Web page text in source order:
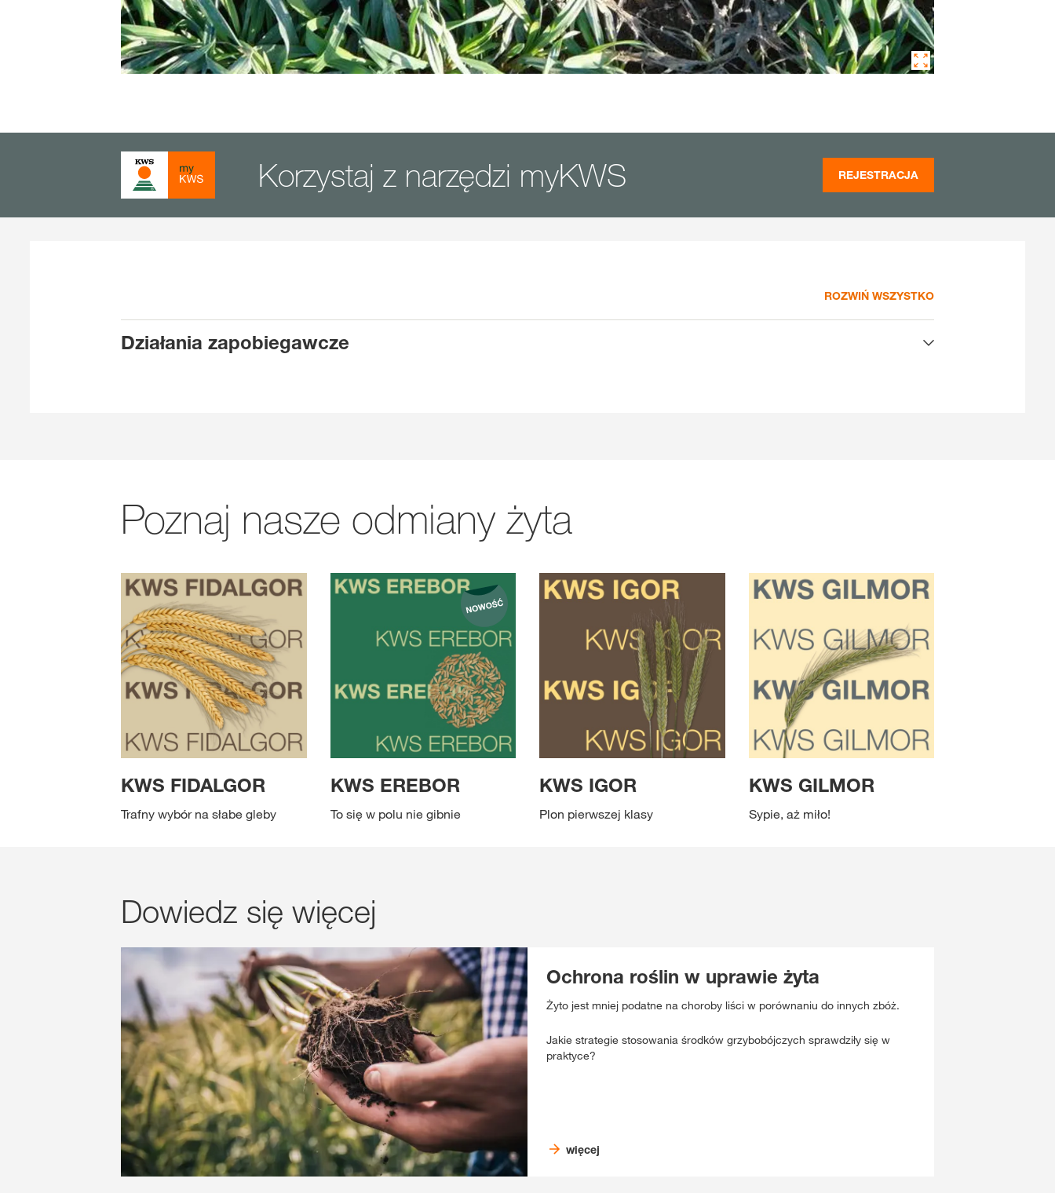
Korzystaj z narzędzi myKWS REJESTRACJA
ROZWIŃ WSZYSTKO
Działania zapobiegawcze
Poznaj nasze odmiany żyta
KWS FIDALGOR
Trafny wybór na słabe gleby
KWS EREBOR
To się w polu nie gibnie
KWS IGOR
Plon pierwszej klasy
KWS GILMOR
Sypie, aż miło!
Dowiedz się więcej
Ochrona roślin w uprawie żyta
Żyto jest mniej podatne na choroby liści w porównaniu do innych zbóż.
Jakie strategie stosowania środków grzybobójczych sprawdziły się w
praktyce?
więcej